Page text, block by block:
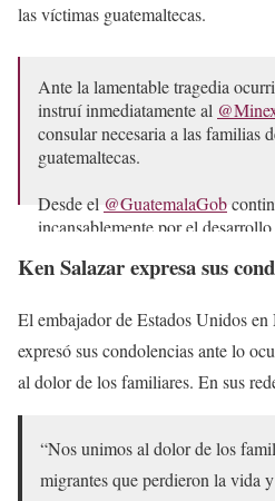
las víctimas guatemaltecas.
Ante la lamentable tragedia
instruí inmediatamente al
consular necesaria a las familias
guatemaltecas.
Desde el @GuatemalaGob
incansablemente por el desarrollo
— Alejandro Giammattei
Ken Salazar expresa sus
El embajador de Estados Unidos
expresó sus condolencias ante lo
al dolor de los familiares. En sus
“Nos unimos al dolor de los
migrantes que perdieron la vida